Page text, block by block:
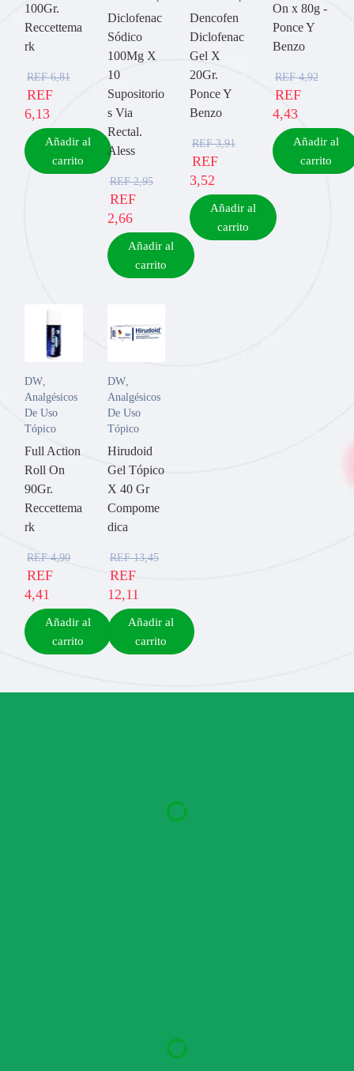
100Gr.
Reccettema
rk
REF6,81
REF
6,13
Añadir al
carrito
Diclofenac
Sódico
100Mg X
10
Supositorio
s Via
Rectal.
Aless
REF2,95
REF
2,66
Añadir al
carrito
Dencofen
Diclofenac
Gel X
20Gr.
Ponce Y
Benzo
REF3,91
REF
3,52
Añadir al
carrito
On x 80g -
Ponce Y
Benzo
REF4,92
REF
4,43
Añadir al
carrito
DW,
Analgésicos
De Uso
Tópico
Full Action
Roll On
90Gr.
Reccettema
rk
REF4,90
REF
4,41
Añadir al
carrito
DW,
Analgésicos
De Uso
Tópico
Hirudoid
Gel Tópico
X 40 Gr
Compome
dica
REF13,45
REF
12,11
Añadir al
carrito